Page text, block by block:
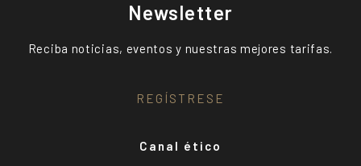
Newsletter
Reciba noticias, eventos y nuestras mejores tarifas.
REGÍSTRESE
Canal ético